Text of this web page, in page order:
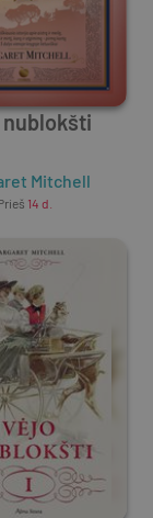
nublokšti
Mitchell
14 d.